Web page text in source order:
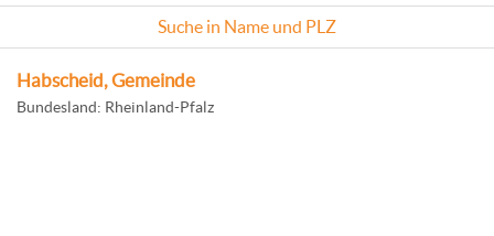
Suche in Name und PLZ
Habscheid, Gemeinde
Bundesland: Rheinland-Pfalz